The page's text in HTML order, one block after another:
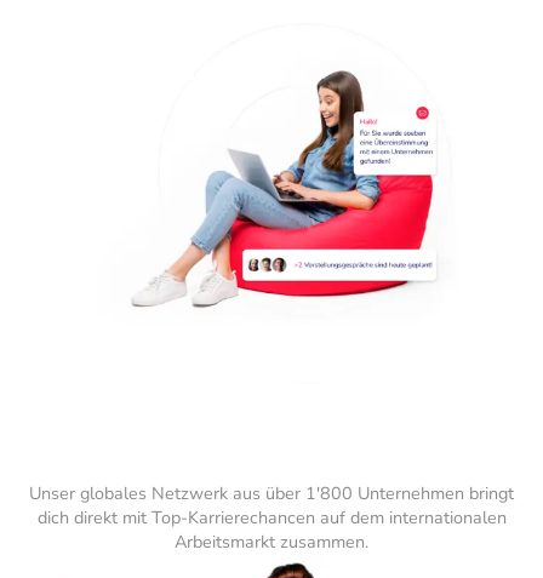
Unser globales Netzwerk aus über 1'800 Unternehmen bringt
dich direkt mit Top-Karrierechancen auf dem internationalen
Arbeitsmarkt zusammen.